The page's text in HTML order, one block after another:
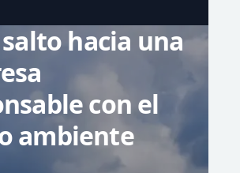
hacia una
con el
ambiente